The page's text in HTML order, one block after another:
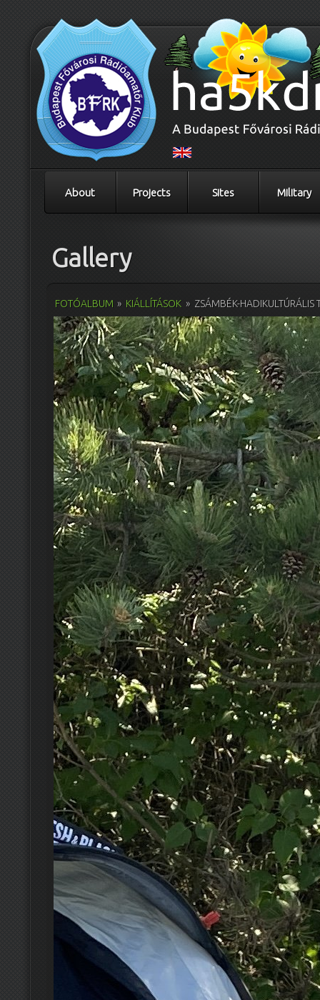
About Projects Sites Military
Gallery
FOTÓALBUM » KIÁLLÍTÁSOK » ZSÁMBÉK-